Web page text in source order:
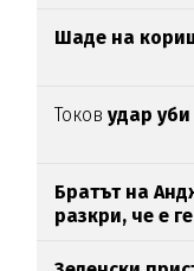
Шаде на
Токовудар
Братът на
разкри, че е